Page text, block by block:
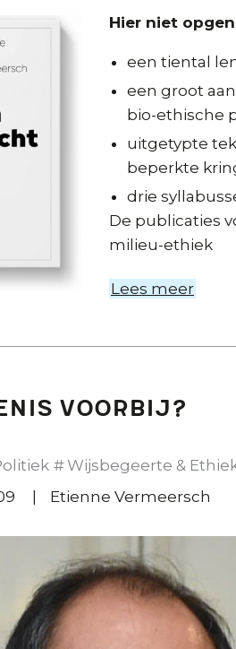
Hier niet
een tiental
een groot
bio-ethische
uitgetypte
beperkte
drie
De publicaties
milieu-ethiek
Lees meerover
voorbij?
Wijsbegeerte &
Etienne Vermeersch